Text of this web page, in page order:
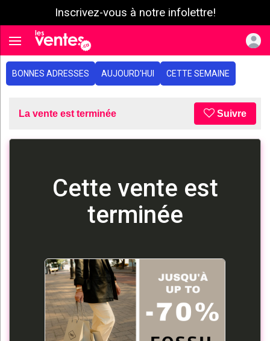
Inscrivez-vous à notre infolettre!
Toggle navigation
BONNES ADRESSES AUJOURD'HUI CETTE SEMAINE
La vente est terminée Suivre
Cette vente est
terminée